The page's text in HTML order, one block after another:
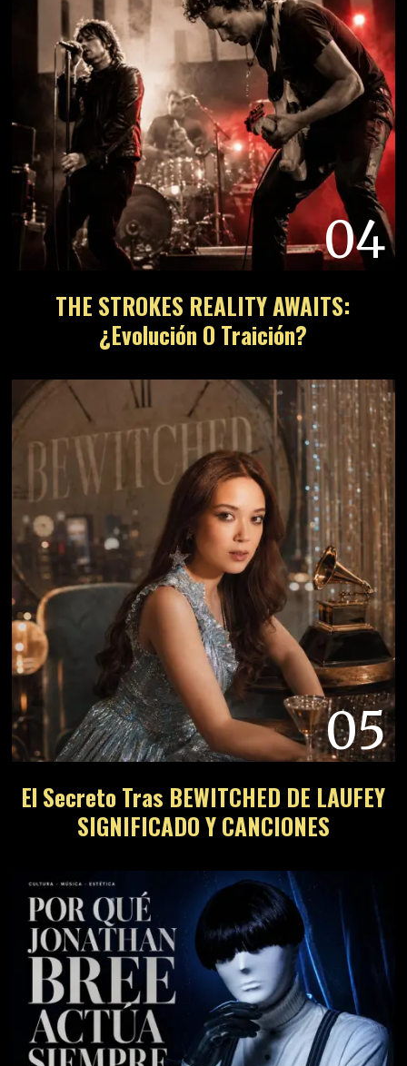
04
THE STROKES REALITY AWAITS:
¿Evolución O Traición?
05
El Secreto Tras BEWITCHED DE LAUFEY
SIGNIFICADO Y CANCIONES